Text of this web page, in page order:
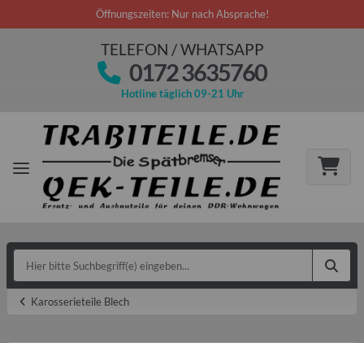
Öffnungszeiten: Nur nach Absprache!
TELEFON / WHATSAPP
0172 3635760
Hotline täglich 09-21 Uhr
Karosserieteile Blech